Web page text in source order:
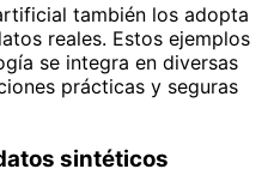
también los adopta
reales. Estos ejemplos
se integra en diversas
prácticas y seguras
sintéticos